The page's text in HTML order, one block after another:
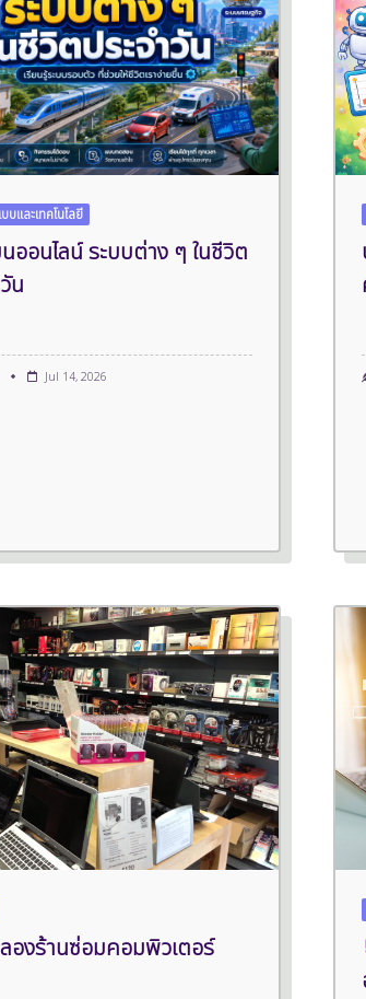
บและเทคโนโลยี
ออนไลน์ ระบบต่าง ๆ ในชีวิต
น
Jul 14, 2026
องร้านซ่อมคอมพิวเตอร์